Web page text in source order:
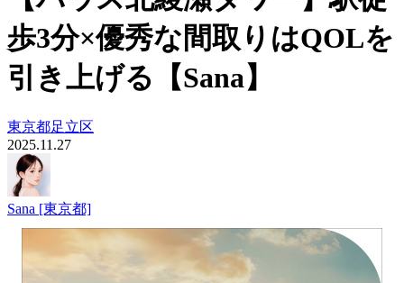
歩3分×優秀な間取りはQOLを
引き上げる【Sana】
東京都足立区
2025.11.27
Sana [東京都]